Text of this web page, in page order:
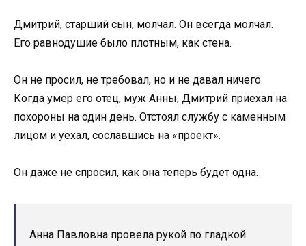
Дмитрий, старший сын, молчал. Он всегда молчал.
Его равнодушие было плотным, как стена.
Он не просил, не требовал, но и не давал ничего.
Когда умер его отец, муж Анны, Дмитрий приехал на
похороны на один день. Отстоял службу с каменным
лицом и уехал, сославшись на «проект».
Он даже не спросил, как она теперь будет одна.
Анна Павловна провела рукой по гладкой